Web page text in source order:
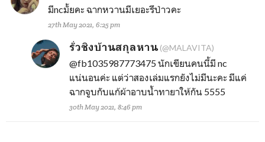
มีncมั้ยคะ ฉากหวานมีเยอะรึป่าวคะ
27th May 2021, 6:25 pm
รั่วชิงบ้านสกุลหาน(@MALAVITA)
@fb1035987773475นักเขียนคนนี้มี nc
แน่นอนค่ะ แต่ว่าสองเล่มแรกยังไม่มีนะคะ มีแค่
ฉากจูบกับแก้ผ้าอาบน้ำทายาให้กัน 5555
30th May 2021, 8:46 pm